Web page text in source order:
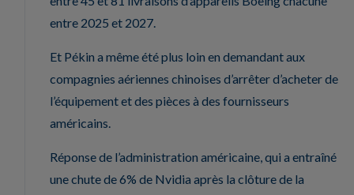
entre 2025 et 2027.
Et Pékin a même été plus loin en demandant aux
compagnies aériennes chinoises d’arrêter d’acheter de
l’équipement et des pièces à des fournisseurs
américains.
Réponse de l’administration américaine, qui a entraîné
une chute de 6% de Nvidia après la clôture de la